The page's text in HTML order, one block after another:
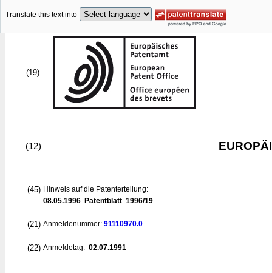
Translate this text into
(19)
(12)
(45) Hinweis auf die Patenterteilung:
08.05.1996 Patentblatt 1996/19
(21) Anmeldenummer: 91110970.0
(22) Anmeldetag: 02.07.1991